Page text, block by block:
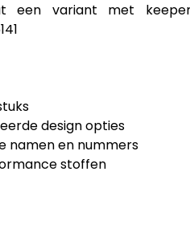
een variant met
design opties
namen en nummers
stoffen